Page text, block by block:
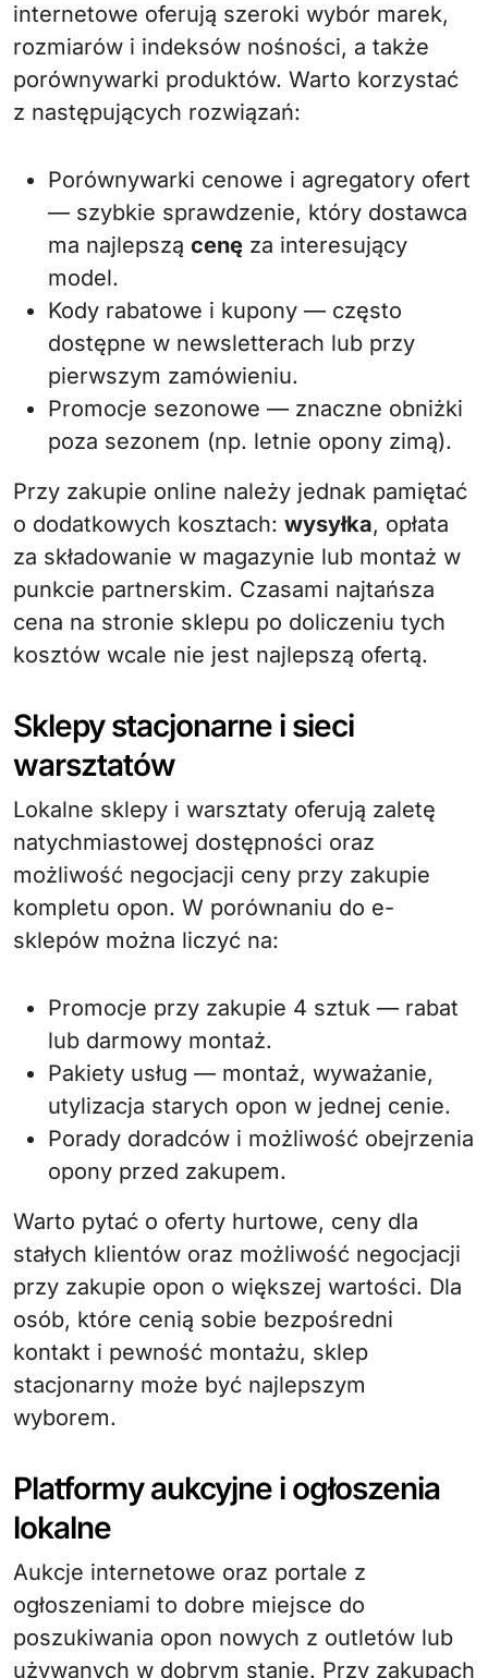
internetowe oferują szeroki wybór marek,
rozmiarów i indeksów nośności, a także
porównywarki produktów. Warto korzystać
z następujących rozwiązań:
Porównywarki cenowe i agregatory ofert
— szybkie sprawdzenie, który dostawca
ma najlepszą cenę za interesujący
model.
Kody rabatowe i kupony — często
dostępne w newsletterach lub przy
pierwszym zamówieniu.
Promocje sezonowe — znaczne obniżki
poza sezonem (np. letnie opony zimą).
Przy zakupie online należy jednak pamiętać
o dodatkowych kosztach: wysyłka, opłata
za składowanie w magazynie lub montaż w
punkcie partnerskim. Czasami najtańsza
cena na stronie sklepu po doliczeniu tych
kosztów wcale nie jest najlepszą ofertą.
Sklepy stacjonarne i sieci
warsztatów
Lokalne sklepy i warsztaty oferują zaletę
natychmiastowej dostępności oraz
możliwość negocjacji ceny przy zakupie
kompletu opon. W porównaniu do e-
sklepów można liczyć na:
Promocje przy zakupie 4 sztuk — rabat
lub darmowy montaż.
Pakiety usług — montaż, wyważanie,
utylizacja starych opon w jednej cenie.
Porady doradców i możliwość obejrzenia
opony przed zakupem.
Warto pytać o oferty hurtowe, ceny dla
stałych klientów oraz możliwość negocjacji
przy zakupie opon o większej wartości. Dla
osób, które cenią sobie bezpośredni
kontakt i pewność montażu, sklep
stacjonarny może być najlepszym
wyborem.
Platformy aukcyjne i ogłoszenia
lokalne
Aukcje internetowe oraz portale z
ogłoszeniami to dobre miejsce do
poszukiwania opon nowych z outletów lub
używanych w dobrym stanie. Przy zakupach